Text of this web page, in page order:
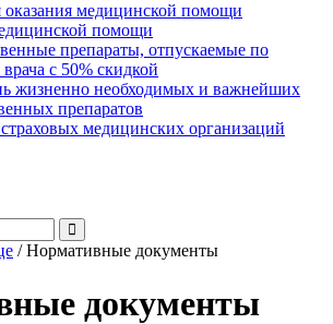
оказания медицинской помощи
помощи
препараты, отпускаемые по
с 50% скидкой
жизненно необходимых и важнейших
препаратов
медицинских организаций
/Нормативные документы
документы